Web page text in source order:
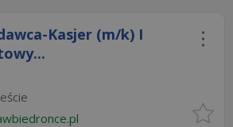
Kasjer (m/k) I